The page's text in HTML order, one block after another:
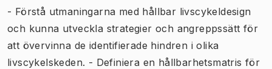
- Förstå utmaningarna med hållbar livscykeldesign
och kunna utveckla strategier och angreppssätt för
att övervinna de identifierade hindren i olika
livscykelskeden. - Definiera en hållbarhetsmatris för